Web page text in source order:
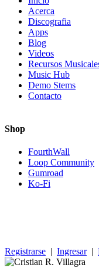
Acerca
Discografia
Apps
Blog
Videos
Recursos
Music Hub
Demo Stems
Contacto
Shop
FourthWall
Loop Community
Gumroad
Ko-Fi
Registrarse | Ingresar |